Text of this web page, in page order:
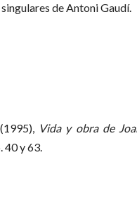
de Antoni Gaudí.
Vida y obra de
40 y 63.